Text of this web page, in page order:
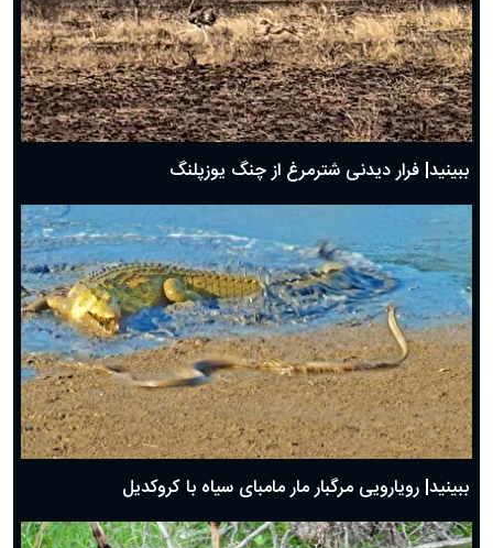
ببینید| فرار دیدنی شترمرغ از چنگ یوزپلنگ
ببینید| رویارویی مرگبار مار مامبای سیاه با کروکدیل